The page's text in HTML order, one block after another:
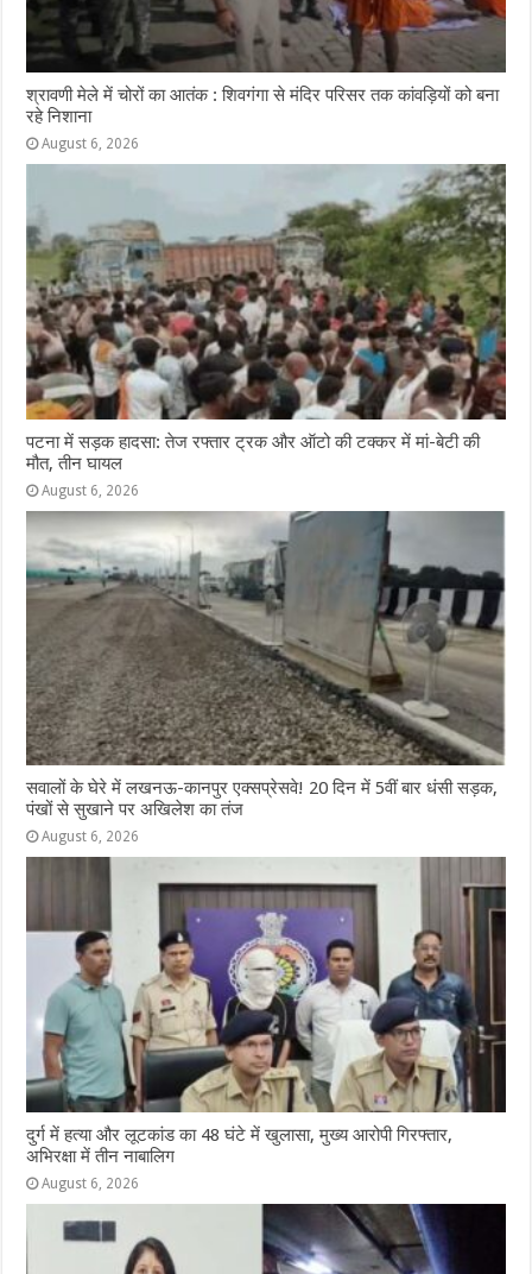
श्रावणी मेले में चोरों का आतंक : शिवगंगा से मंदिर परिसर तक कांवड़ियों को बना
रहे निशाना
August 6, 2026
पटना में सड़क हादसा: तेज रफ्तार ट्रक और ऑटो की टक्कर में मां-बेटी की
मौत, तीन घायल
August 6, 2026
सवालों के घेरे में लखनऊ-कानपुर एक्सप्रेसवे! 20 दिन में 5वीं बार धंसी सड़क,
पंखों से सुखाने पर अखिलेश का तंज
August 6, 2026
दुर्ग में हत्या और लूटकांड का 48 घंटे में खुलासा, मुख्य आरोपी गिरफ्तार,
अभिरक्षा में तीन नाबालिग
August 6, 2026